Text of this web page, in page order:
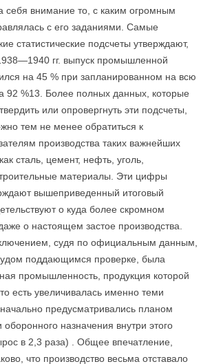
себя внимание то, с каким огромным
с его заданиями. Самые
статистические подсчеты утверждают,
гг. выпуск промышленной
на 45 % при запланированном на всю
92 %13. Более полных данных, которые
или опровергнуть эти подсчеты,
тем не менее обратиться к
производства таких важнейших
сталь, цемент, нефть, уголь,
материалы. Эти цифры
вышеприведенный итоговый
о куда более скромном
о на­стоящем застое производства.
судя по официальным данным,
поддающимся проверке, была
промышленность, продукция которой
есть увеличивалась именно теми
предусматривались планом
оборонного назначения внутри этого
в 2,3 раза) . Общее впечатление,
что производство весьма отставало